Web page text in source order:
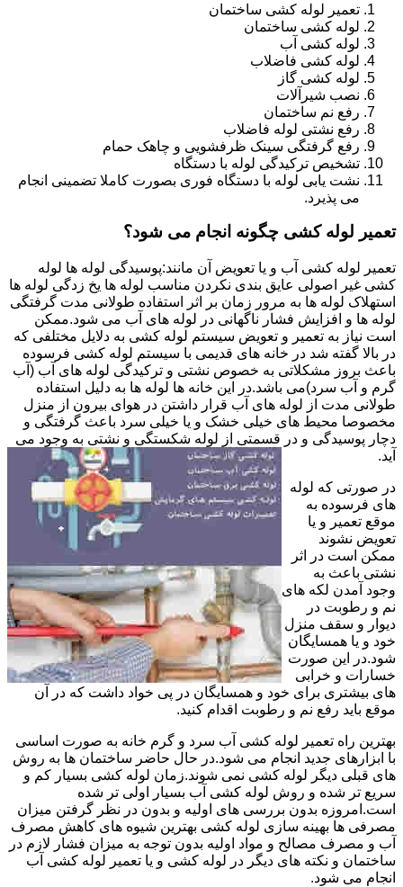
تعمیر لوله کشی ساختمان
لوله کشی ساختمان
لوله کشی آب
لوله کشی فاضلاب
لوله کشی گاز
نصب شیرآلات
رفع نم ساختمان
رفع نشتی لوله فاضلاب
رفع گرفتگی سینک ظرفشویی و چاهک حمام
تشخیص ترکیدگی لوله با دستگاه
نشت یابی لوله با دستگاه فوری بصورت کاملا تضمینی انجام
می پذیرد.
تعمیر لوله کشی چگونه انجام می شود؟
تعمیر لوله کشی آب و یا تعویض آن مانند:پوسیدگی لوله ها لوله
کشی غیر اصولی عایق بندی نکردن مناسب لوله ها یخ زدگی لوله ها
استهلاک لوله ها به مرور زمان بر اثر استفاده طولانی مدت گرفتگی
لوله ها و افزایش فشار ناگهانی در لوله های آب می شود.ممکن
است نیاز به تعمیر و تعویض سیستم لوله کشی به دلایل مختلفی که
در بالا گفته شد در خانه های قدیمی با سیستم لوله کشی فرسوده
باعث بروز مشکلاتی به خصوص نشتی و ترکیدگی لوله های آب (آب
گرم و آب سرد)می باشد.در این خانه ها لوله ها به دلیل استفاده
طولانی مدت از لوله های آب قرار داشتن در هوای بیرون از منزل
مخصوصا محیط های خیلی خشک و یا خیلی سرد باعث گرفتگی و
دچار پوسیدگی و در قسمتی از لوله شکستگی و نشتی به وجود می
آید.
در صورتی که لوله
های فرسوده به
موقع تعمیر و یا
تعویض نشوند
ممکن است در اثر
نشتی باعث به
وجود آمدن لکه های
نم و رطوبت در
دیوار و سقف منزل
خود و یا همسایگان
شود.در این صورت
خسارات و خرابی
های بیشتری برای خود و همسایگان در پی خواد داشت که در آن
موقع باید رفع نم و رطوبت اقدام کنید.
بهترین راه تعمیر لوله کشی آب سرد و گرم خانه به صورت اساسی
با ابزارهای جدید انجام می شود.در حال حاضر ساختمان ها به روش
های قبلی دیگر لوله کشی نمی شوند.زمان لوله کشی بسیار کم و
سریع تر شده و روش لوله کشی آب بسیار اولی تر شده
است.امروزه بدون بررسی های اولیه و بدون در نظر گرفتن میزان
مصرفی ها بهینه سازی لوله کشی بهترین شیوه های کاهش مصرف
آب و مصرف مصالح و مواد اولیه بدون توجه به میزان فشار لازم در
ساختمان و نکته های دیگر در لوله کشی و یا تعمیر لوله کشی آب
انجام می شود.